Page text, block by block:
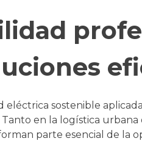
eléctrica sostenible
Tanto en la logística
parte esencial de la